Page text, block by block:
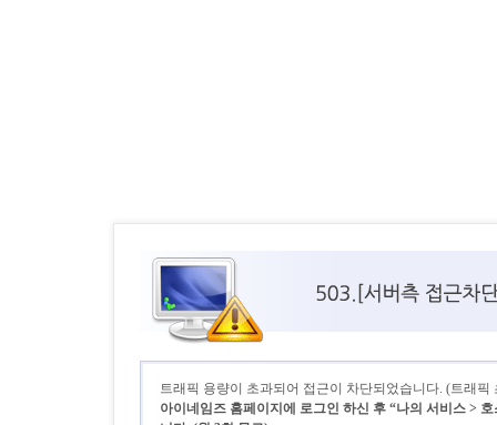
트래픽 용량이 초과되어 접근이 차단되었습니다. (트래픽
아이네임즈 홈페이지에 로그인 하신 후 “나의 서비스 >